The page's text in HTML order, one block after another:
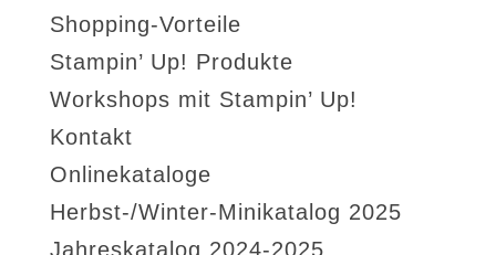
Shopping-Vorteile
Stampin’ Up! Produkte
Workshops mit Stampin’ Up!
Kontakt
Onlinekataloge
Herbst-/Winter-Minikatalog 2025
Jahreskatalog 2024-2025